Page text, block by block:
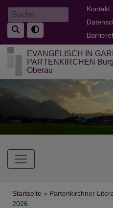
Direkt
zum
Inhalt
Suche
Kontakt
EVANGELISCH IN
PARTENKIRCHEN
Oberau
Hauptnavigation
Breadcrumb
Startseite
Partenkirchner
2026